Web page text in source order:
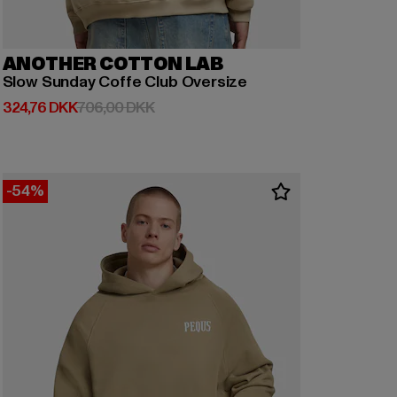
ANOTHER COTTON LAB
Slow Sunday Coffe Club Oversize
324,76 DKK
Nuværende pris: 324,76 DKK
706,00 DKKKampagnepris: 706,00 DKK
-54%